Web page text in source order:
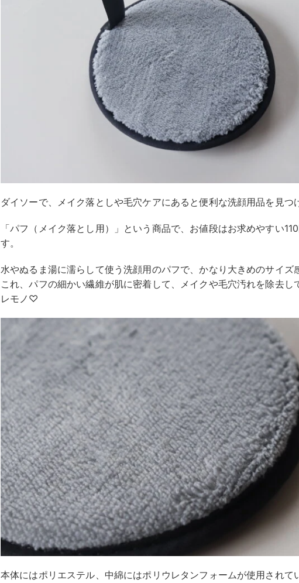
ダイソーで、メイク落としや毛穴ケアにあると便利な洗顔用品を見つ
「パフ（メイク落とし用）」という商品で、お値段はお求めやすい
す。
水やぬるま湯に濡らして使う洗顔用のパフで、かなり大きめのサイズ
これ、パフの細かい繊維が肌に密着して、メイクや毛穴汚れを除去し
レモノ♡
本体にはポリエステル、中綿にはポリウレタンフォームが使用されて